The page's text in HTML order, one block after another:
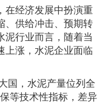
在经济发展中扮演重
、供给冲击、预期转
泥行业而言，随着当
上涨，水泥企业面临
国，水泥产量位列全
等技术性指标，差异